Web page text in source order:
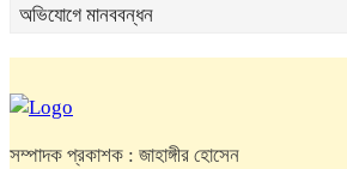
অভিযোগে মানববন্ধন
নড়াগাতীতে প্রতারক
রাজনীতি
সম্পাদক প্রকাশক : জাহাঙ্গীর হোসেন